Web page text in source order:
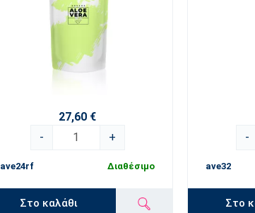
27,60 €
-
+
ave24rf Διαθέσιμο
Στο καλάθι
-
ave32
Στο